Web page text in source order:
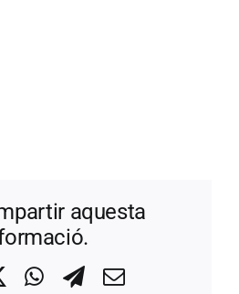
aquesta
WhatsApp
Telegram
Correo